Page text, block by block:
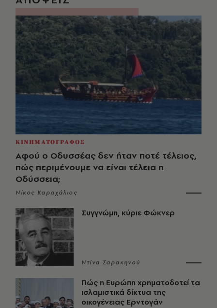
ΚΙΝΗΜΑΤΟΓΡΑΦΟΣ
Αφού ο Οδυσσέας δεν ήταν ποτέ τέλειος,
πώς περιμένουμε να είναι τέλεια η
Οδύσσεια;
Νίκος Καραχάλιος
Συγγνώμη, κύριε Φώκνερ
Ντίνα Σαρακηνού
Πώς η Ευρώπη χρηματοδοτεί τα
ισλαμιστικά δίκτυα της
οικογένειας Ερντογάν